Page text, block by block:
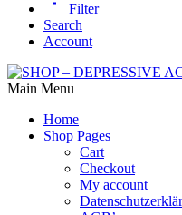
Filter
Search
Account
Main Menu
Home
Shop Pages
Cart
Checkout
My account